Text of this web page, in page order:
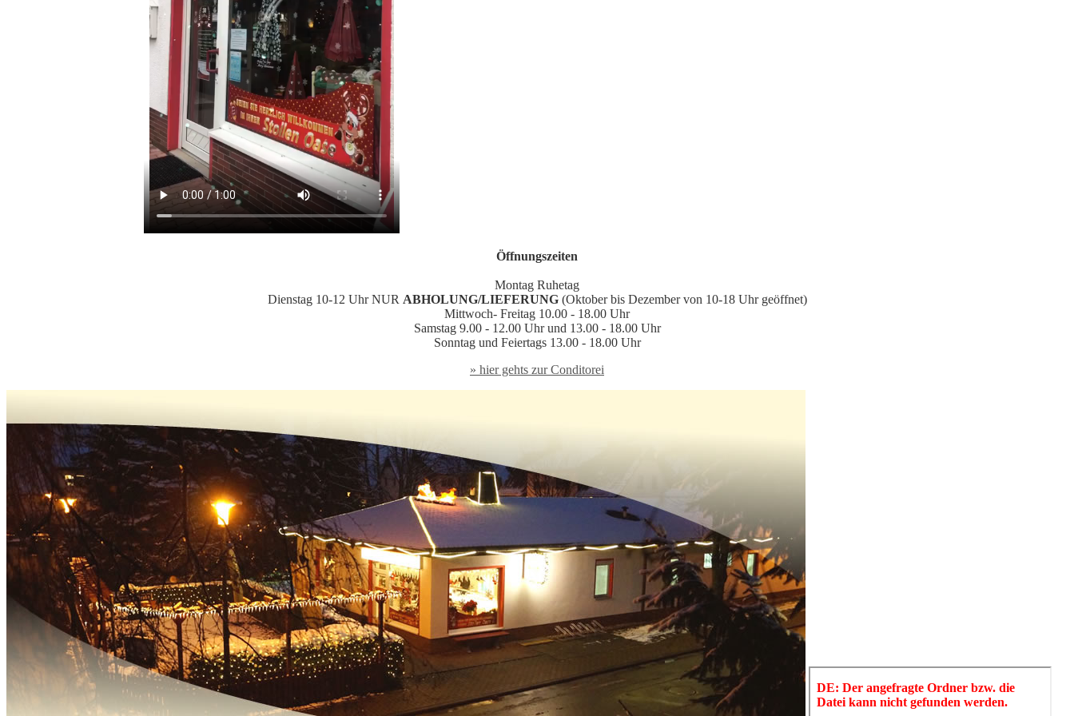
Öffnungszeiten
Montag Ruhetag
Dienstag 10-12 Uhr NUR ABHOLUNG/LIEFERUNG(Oktober bis Dezember von 10-18 Uhr geöffnet)
Mittwoch- Freitag 10.00 - 18.00 Uhr
Samstag 9.00 - 12.00 Uhr und 13.00 - 18.00 Uhr
Sonntag und Feiertags 13.00 - 18.00 Uhr
» hier gehts zur Conditorei